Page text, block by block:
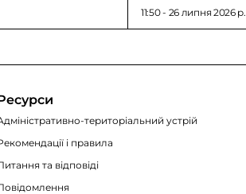
11:50 - 26 липня 2026 p.
територіальний устрій
i правила
та відповіді